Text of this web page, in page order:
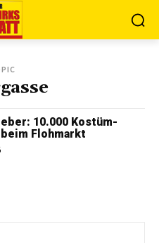
10.000 Kostüm-
Flohmarkt